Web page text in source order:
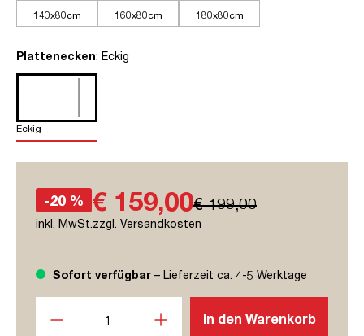
140x80cm 160x80cm 180x80cm
Platteneckenauswählen
: Eckig
Eckig
-20 % € 159,00€ 199,00
inkl. MwSt.zzgl. Versandkosten
Sofort verfügbar – Lieferzeit ca. 4-5 Werktage
In den Warenkorb